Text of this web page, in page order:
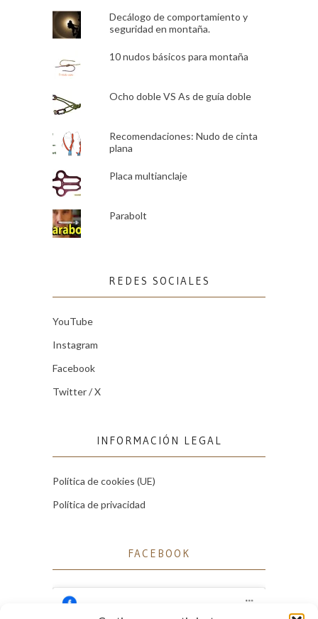
Decálogo de comportamiento y
seguridad en montaña.
10 nudos básicos para montaña
Ocho doble VS As de guía doble
Recomendaciones: Nudo de cinta
plana
Placa multianclaje
Parabolt
REDES SOCIALES
YouTube
Instagram
Facebook
Twitter / X
INFORMACIÓN LEGAL
Política de cookies (UE)
Política de privacidad
FACEBOOK